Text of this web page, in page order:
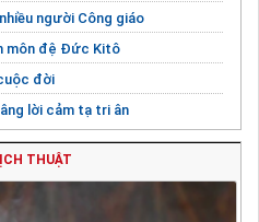
người Công giáo
môn đệ Đức Kitô
đời
lời cảm tạ tri ân
tuyên Chân phước
THUẬT